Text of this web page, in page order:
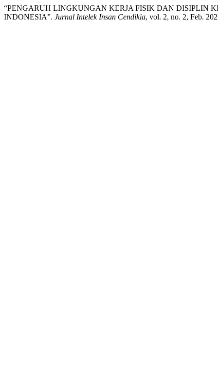
“PENGARUH LINGKUNGAN KERJA FISIK DAN DISIPLIN
INDONESIA”. Jurnal Intelek Insan Cendikia, vol. 2, no. 2, Feb.